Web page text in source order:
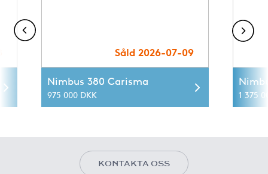
Såld 2026-07-09
Nimbus 380 Carisma
975 000 DKK 1 375
KONTAKTA OSS